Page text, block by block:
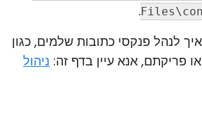
.
לנהל פנקסי כתובות שלמים, כגון
ניהול